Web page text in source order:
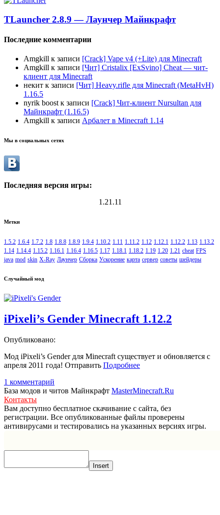
TLauncher 2.8.9 — Лаунчер Майнкрафт
Последние комментарии
Amgkill к записи [Crack] Vape v4 (+Lite) для Minecraft
Amgkill к записи [Чит] Cristalix [ExSvino] Cheat — чит-
клиент для Minecraft
некит к записи [Чит] Heavy.rifle для Minecraft (MetaHvH)
1.16.5
nyrik boost к записи [Crack] Чит-клиент Nursultan для
Майнкрафт (1.16.5)
Amgkill к записи Арбалет в Minecraft 1.14
Мы в социальных сетях
Последняя версия игры:
1.21.11
Метки
1.5.2 1.6.4 1.7.2 1.8 1.8.8 1.8.9 1.9.4 1.10.2 1.11 1.11.2 1.12 1.12.1 1.12.2 1.13 1.13.2
1.14 1.14.4 1.15.2 1.16.1 1.16.4 1.16.5 1.17 1.18.1 1.18.2 1.19 1.20 1.21 cheat FPS
java mod skin X-Ray Лаунчер Сборка Ускорение карта сервер советы шейдеры
Случайный мод
iPixeli’s Gender Minecraft 1.12.2
Опубликовано:
Мод iPixeli’s Gender для Minecraft существует и обновляется с
апреля 2011 года! Отправить Подробнее
1 комментарий
База модов и читов Майнкрафт MasterMinecraft.Ru
Контакты
Вам доступно бесплатное скачивание с сайта, без
регистрации. Все опубликованные файлы проверены
антивирусами и тестировались на указанных версиях игры.
Insert